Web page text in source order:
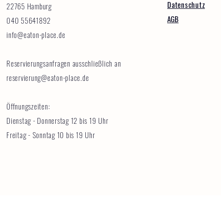
22765 Hamburg
040 55641892
info@eaton-place.de
Reservierungsanfragen ausschließlich an
reservierung@eaton-place.de
Öffnungszeiten:
Dienstag - Donnerstag 12 bis 19 Uhr
Freitag - Sonntag 10 bis 19 Uhr
Datenschutz
AGB